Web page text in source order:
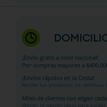
¡Envío gratis a nivel nacional!
Por compras mayores a
¡Envíos rápidos en la Costa!
Recibe tus productos sin
Miles de clientes nos eligen
Woopi: la opción ideal para